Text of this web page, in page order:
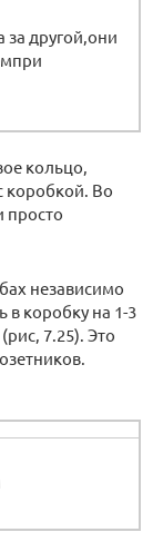
за другой,они
кольцо,
коробкой. Во
просто
независимо
в коробку на 1-3
7.25). Это